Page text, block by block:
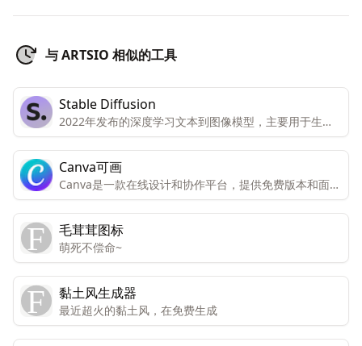
与 ARTSIO 相似的工具
Stable Diffusion
2022年发布的深度学习文本到图像模型，主要用于生成
基于文本描述的详细图像，为图像生成和处理提供了更多
的可能性。
Canva可画
Canva是一款在线设计和协作平台，提供免费版本和面向
个人和团队的高级版本。高级版本包括所有功能和内容，
而免费版本只能有限访问。Canva还提供免费访问注册的
非营利组织和教育机构。Canva提供数千种专业模板、图
像和高质量内容，可创建设计、演示文稿、视频和社交媒
体内容。
毛茸茸图标
萌死不偿命~
黏土风生成器
最近超火的黏土风，在免费生成